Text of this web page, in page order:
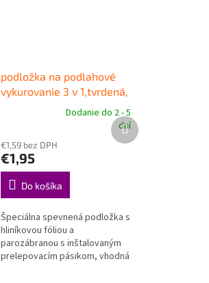
podložka na podlahové
vykurovanie 3 v 1,tvrdená,
spevnená
podložka pod plávajúce
produktu
je
5,0
5
hviezdičiek.
Dodanie do 2 - 5
dní
€1,59 bez DPH
€1,95
Do košíka
Špeciálna spevnená podložka s
hliníkovou fóliou a
parozábranou s inštalovaným
prelepovacím pásikom, vhodná
Ďalší
produkt